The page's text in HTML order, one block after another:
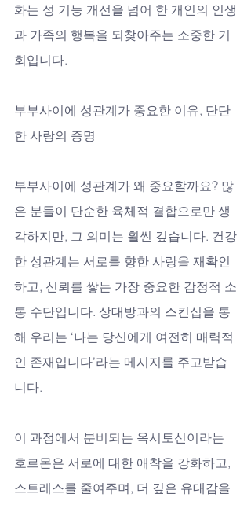
화는 성 기능 개선을 넘어 한 개인의 인생
과 가족의 행복을 되찾아주는 소중한 기
회입니다.
부부사이에 성관계가 중요한 이유, 단단
한 사랑의 증명
부부사이에 성관계가 왜 중요할까요? 많
은 분들이 단순한 육체적 결합으로만 생
각하지만, 그 의미는 훨씬 깊습니다. 건강
한 성관계는 서로를 향한 사랑을 재확인
하고, 신뢰를 쌓는 가장 중요한 감정적 소
통 수단입니다. 상대방과의 스킨십을 통
해 우리는 ‘나는 당신에게 여전히 매력적
인 존재입니다’라는 메시지를 주고받습
니다.
이 과정에서 분비되는 옥시토신이라는
호르몬은 서로에 대한 애착을 강화하고,
스트레스를 줄여주며, 더 깊은 유대감을